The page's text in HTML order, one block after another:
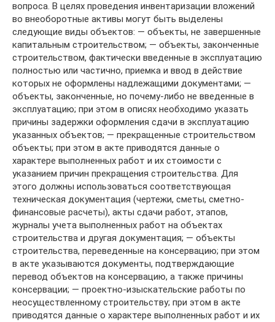
вопроса. В целях проведения инвентаризации вложений
во внеоборотные активы могут быть выделены
следующие виды объектов: — объекты, не завершенные
капитальным строительством; — объекты, законченные
строительством, фактически введенные в эксплуатацию
полностью или частично, приемка и ввод в действие
которых не оформлены надлежащими документами; —
объекты, законченные, но почему-либо не введенные в
эксплуатацию; при этом в описях необходимо указать
причины задержки оформления сдачи в эксплуатацию
указанных объектов; — прекращенные строительством
объекты; при этом в акте приводятся данные о
характере выполненных работ и их стоимости с
указанием причин прекращения строительства. Для
этого должны использоваться соответствующая
техническая документация (чертежи, сметы, сметно-
финансовые расчеты), акты сдачи работ, этапов,
журналы учета выполненных работ на объектах
строительства и другая документация; — объекты
строительства, переведенные на консервацию; при этом
в акте указываются документы, подтверждающие
перевод объектов на консервацию, а также причины
консервации; — проектно-изыскательские работы по
неосуществленному строительству; при этом в акте
приводятся данные о характере выполненных работ и их